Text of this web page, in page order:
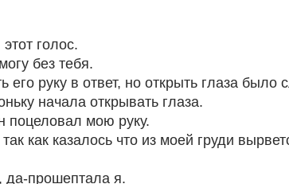
голос.
без тебя.
его руку в ответ, но открыть глаза было
начала открывать глаза.
поцеловал мою руку.
как казалось что из моей груди
да-прошептала я.